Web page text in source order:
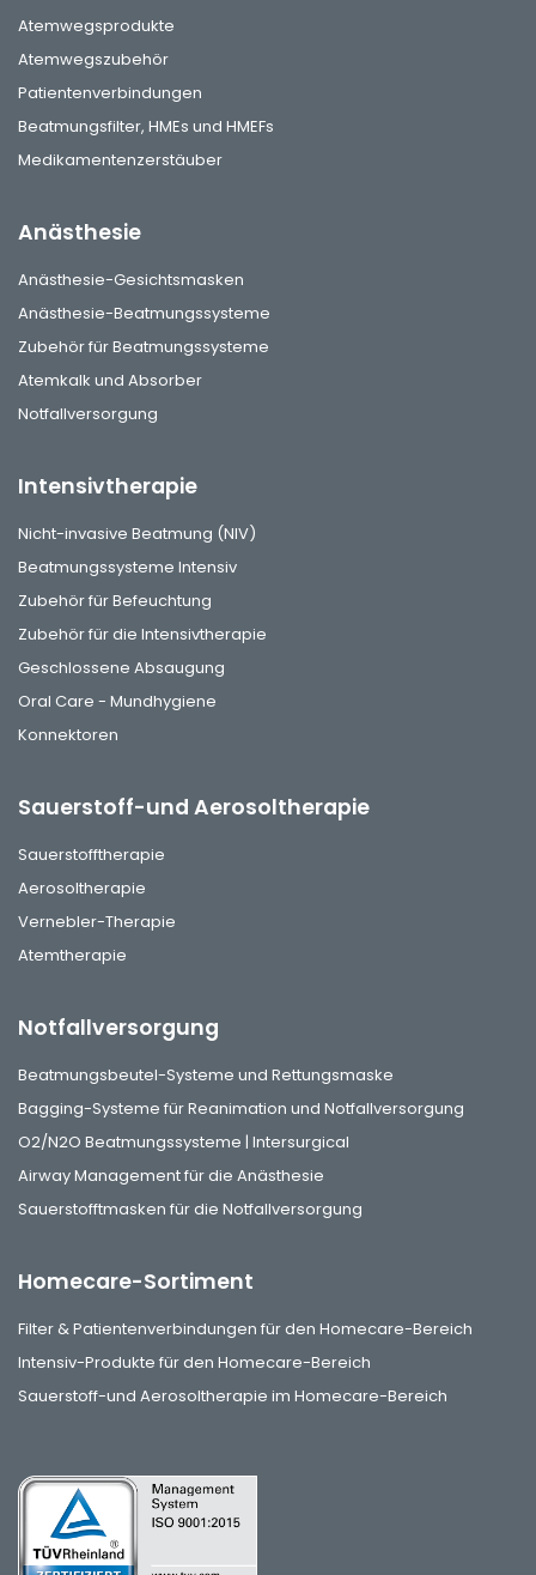
Atemwegsprodukte
Atemwegszubehör
Patientenverbindungen
Beatmungsfilter, HMEs und HMEFs
Medikamentenzerstäuber
Anästhesie
Anästhesie-Gesichtsmasken
Anästhesie-Beatmungssysteme
Zubehör für Beatmungssysteme
Atemkalk und Absorber
Notfallversorgung
Intensivtherapie
Nicht-invasive Beatmung (NIV)
Beatmungssysteme Intensiv
Zubehör für Befeuchtung
Zubehör für die Intensivtherapie
Geschlossene Absaugung
Oral Care - Mundhygiene
Konnektoren
Sauerstoff-und Aerosoltherapie
Sauerstofftherapie
Aerosoltherapie
Vernebler-Therapie
Atemtherapie
Notfallversorgung
Beatmungsbeutel-Systeme und Rettungsmaske
Bagging-Systeme für Reanimation und Notfallversorgung
O2/N2O Beatmungssysteme | Intersurgical
Airway Management für die Anästhesie
Sauerstofftmasken für die Notfallversorgung
Homecare-Sortiment
Filter & Patientenverbindungen für den Homecare-Bereich
Intensiv-Produkte für den Homecare-Bereich
Sauerstoff-und Aerosoltherapie im Homecare-Bereich